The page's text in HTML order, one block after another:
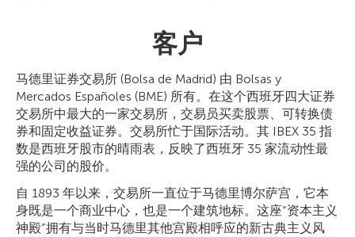
客户
马德里证券交易所 (Bolsa de Madrid) 由 Bolsas y
Mercados Españoles (BME) 所有。在这个西班牙四大证券
交易所中最大的一家交易所，交易员买卖股票、可转换债
券和固定收益证券。交易所忙于国际活动。其 IBEX 35 指
数是西班牙股市的晴雨表，反映了西班牙 35 家流动性最
强的公司的股价。
自 1893 年以来，交易所一直位于马德里博尔萨宫，它本
身既是一个商业中心，也是一个建筑地标。这座“资本主义
神殿”拥有与当时马德里其他宫殿相呼应的新古典主义风